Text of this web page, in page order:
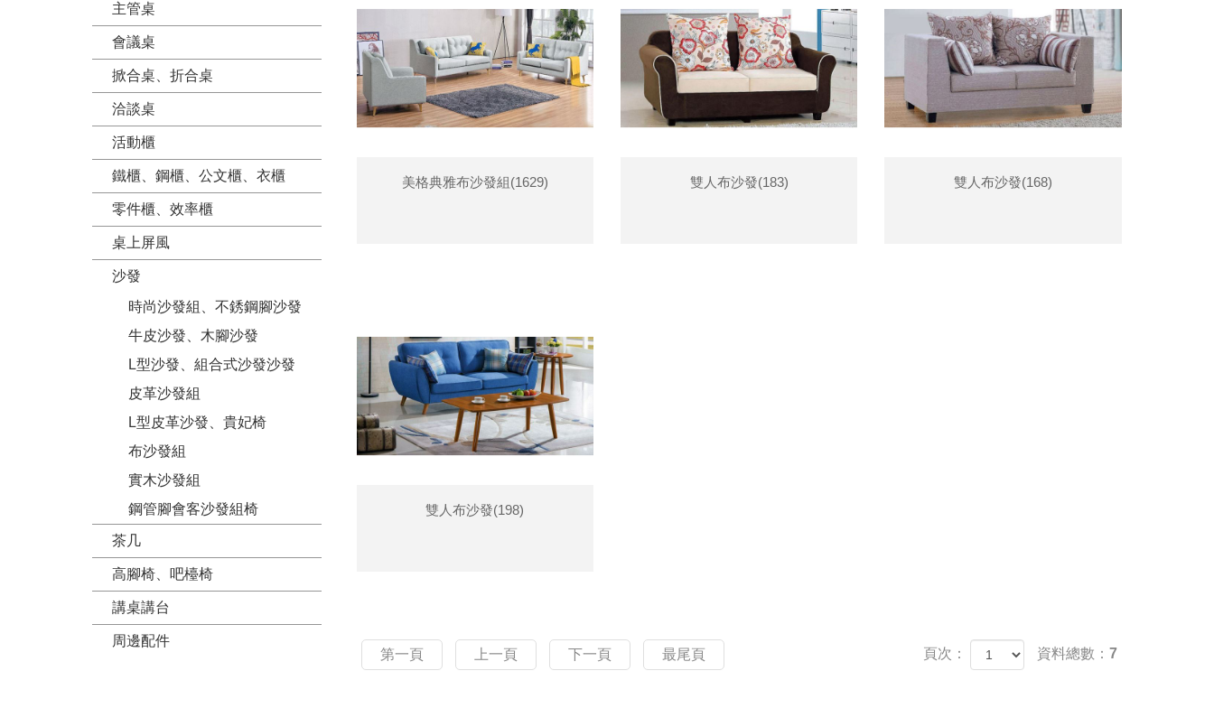
主管桌
會議桌
掀合桌、折合桌
洽談桌
活動櫃
鐵櫃、鋼櫃、公文櫃、衣櫃
零件櫃、效率櫃
桌上屏風
沙發
時尚沙發組、不銹鋼腳沙發
牛皮沙發、木腳沙發
L型沙發、組合式沙發沙發
皮革沙發組
L型皮革沙發、貴妃椅
布沙發組
實木沙發組
鋼管腳會客沙發組椅
茶几
高腳椅、吧檯椅
講桌講台
周邊配件
美格典雅布沙發組(1629) 雙人布沙發(183) 雙人布沙發(168)
雙人布沙發(198)
第一頁 上一頁 下一頁 最尾頁 頁次： 資料總數：7